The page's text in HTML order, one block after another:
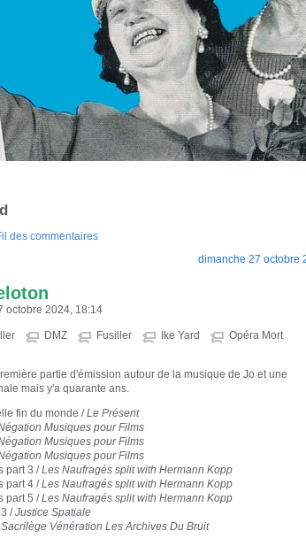
des commentaires
dimanche 27 octobre
octobre 2024, 18:14
DMZ Fusiller Ike Yard
Opéra Mort
partie d'émission autour de la musique de Jo et une
mais y'a quarante ans.
fin du monde /Le Présent
Musiques pour Films
Musiques pour Films
Musiques pour Films
part 3 /Les Naufragés split with Hermann Kopp
part 4 /Les Naufragés split with Hermann Kopp
part 5 /Les Naufragés split with Hermann Kopp
/Justice Spatiale
Sacrilège Vénération Les Archives Du Bruit